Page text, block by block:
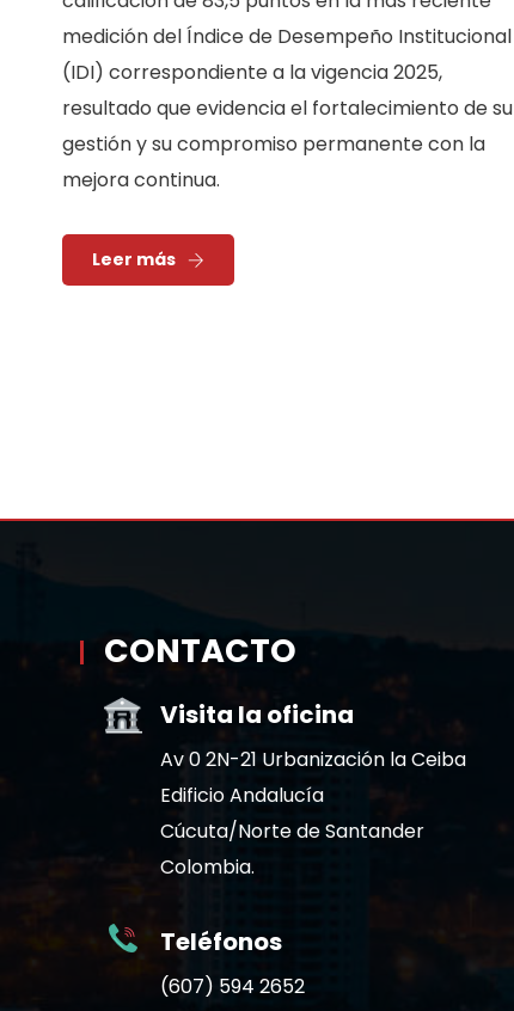
medición del Índice de Desempeño Institucional
(IDI) correspondiente a la vigencia 2025,
resultado que evidencia el fortalecimiento de su
gestión y su compromiso permanente con la
mejora continua.
Leer más
CONTACTO
Visita la oficina
Av 0 2N-21 Urbanización la Ceiba
Edificio Andalucía
Cúcuta/Norte de Santander
Colombia.
Teléfonos
(607) 594 2652